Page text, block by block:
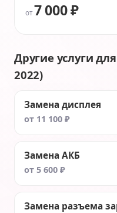
от 7 000 ₽
Другие услуги
2022)
Замена дисплея
от 11 100 ₽
Замена АКБ
от 5 600 ₽
Замена разъема